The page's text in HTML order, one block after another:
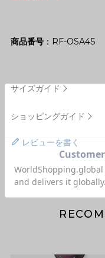
商品番号 RF-OSA45
サイズガイド
ショッピングガイド
レビューを書く